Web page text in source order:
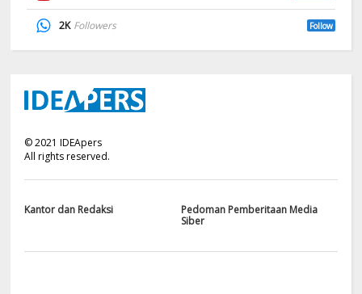
2K Followers Follow
©2021 IDEApers
All rights reserved.
Kantor dan Redaksi
Pedoman Pemberitaan Media
Siber